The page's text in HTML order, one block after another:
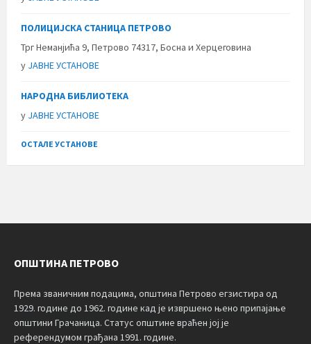
ПОЛИЦИЈСКА СТАНИЦА ПЕТРОВО
Трг Неманјића 9, Петрово 74317, Босна и Херцеговина
у ЈАВНЕ УСТАНОВЕ
НАРОДНА БИБЛИОТЕКА
у ЈАВНЕ УСТАНОВЕ
ОСТАЛЕ УСТАНОВЕ
ОПШТИНА ПЕТРОВО
Према званичним подацима, општина Петрово егзистира од
1929. године до 1962. године кад је извршено њено припајање
општини Грачаница. Статус општине враћен јој је
референдумом грађана 1991. године.